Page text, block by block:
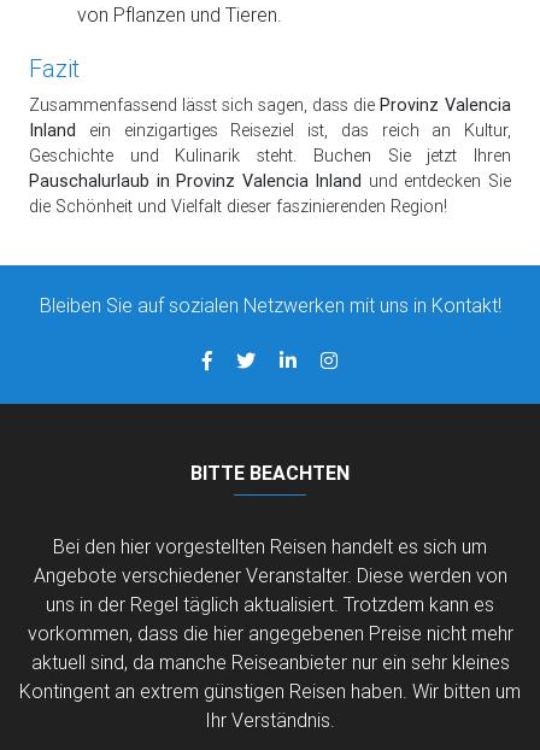
von Pflanzen und Tieren.
Fazit
Zusammenfassend lässt sich sagen, dass die Provinz Valencia
Inland
ein einzigartiges Reiseziel ist, das reich an Kultur,
Geschichte und Kulinarik steht. Buchen Sie jetzt Ihren
Pauschalurlaub in Provinz Valencia Inland und entdecken Sie
die Schönheit und Vielfalt dieser faszinierenden Region!
Bleiben Sie auf sozialen Netzwerken mit uns in Kontakt!
BITTE BEACHTEN
Bei den hier vorgestellten Reisen handelt es sich um
Angebote verschiedener Veranstalter. Diese werden von
uns in der Regel täglich aktualisiert. Trotzdem kann es
vorkommen, dass die hier angegebenen Preise nicht mehr
aktuell sind, da manche Reiseanbieter nur ein sehr kleines
Kontingent an extrem günstigen Reisen haben. Wir bitten um
Ihr Verständnis.